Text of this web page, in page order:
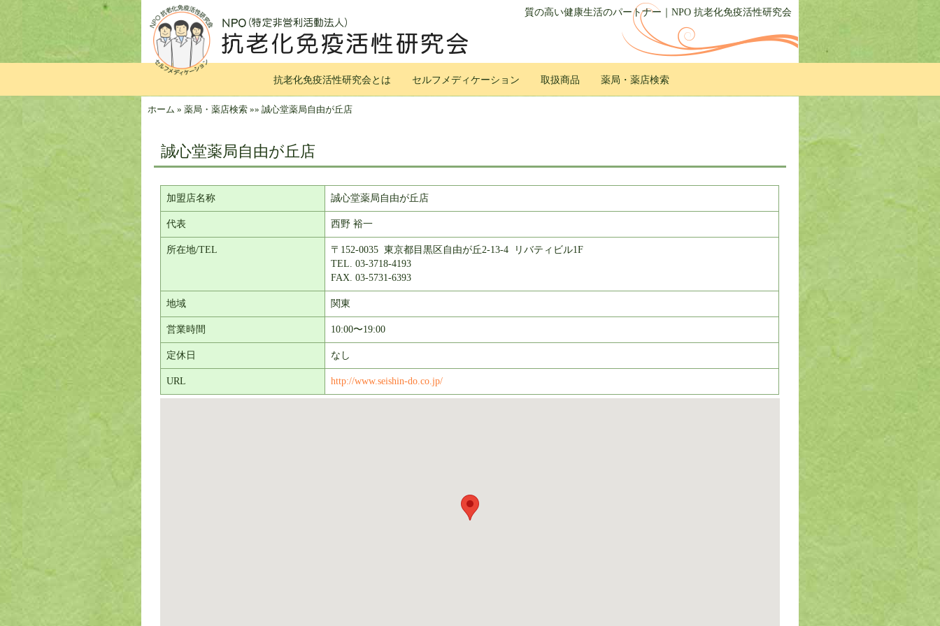
質の高い健康生活のパートナー｜NPO 抗老化免疫活性研究会
抗老化免疫活性研究会とは セルフメディケーション 取扱商品 薬局・薬店検索
ホーム » 薬局・薬店検索 »» 誠心堂薬局自由が丘店
誠心堂薬局自由が丘店
加盟店名称 誠心堂薬局自由が丘店
代表 西野 裕一
所在地/TEL
〒152-0035 東京都目黒区自由が丘2-13-4 リバティビル1F
TEL. 03-3718-4193
FAX. 03-5731-6393
地域 関東
営業時間 10:00〜19:00
定休日 なし
URL http://www.seishin-do.co.jp/